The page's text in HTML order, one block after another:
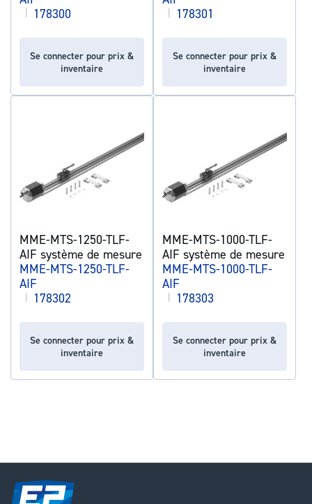
| 178300
Se connecter pour prix &
inventaire
| 178301
Se connecter pour prix &
inventaire
MME-MTS-1250-TLF-
AIF système de mesure
MME-MTS-1250-TLF-
AIF
| 178302
Se connecter pour prix &
inventaire
MME-MTS-1000-TLF-
AIF système de mesure
MME-MTS-1000-TLF-
AIF
| 178303
Se connecter pour prix &
inventaire